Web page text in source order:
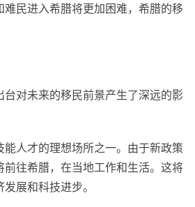
难民进入希腊将更加困难，希腊的移
台对未来的移民前景产生了深远的影
人才的理想场所之一。由于新政策
前往希腊，在当地工作和生活。这将
展和科技进步。